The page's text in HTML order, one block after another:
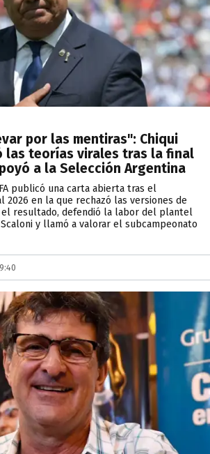
por las mentiras": Chiqui
las teorías virales tras la final
a la Selección Argentina
publicó una carta abierta tras el
2026 en la que rechazó las versiones de
resultado, defendió la labor del plantel
y llamó a valorar el subcampeonato